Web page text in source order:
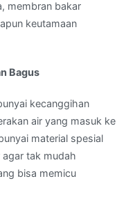
membran bakar
keutamaan
Bagus
kecanggihan
air yang masuk ke
material spesial
tak mudah
bisa memicu